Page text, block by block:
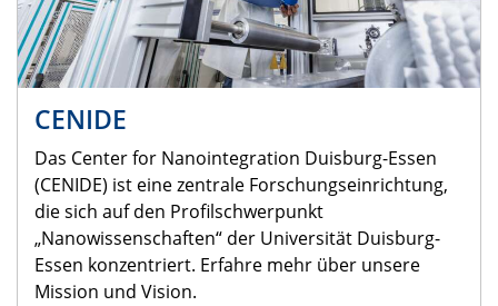
CENIDE
Das Center for Nanointegration Duisburg-Essen
(CENIDE) ist eine zentrale Forschungseinrichtung,
die sich auf den Profilschwerpunkt
„Nanowissenschaften“ der Universität Duisburg-
Essen konzentriert. Erfahre mehr über unsere
Mission und Vision.